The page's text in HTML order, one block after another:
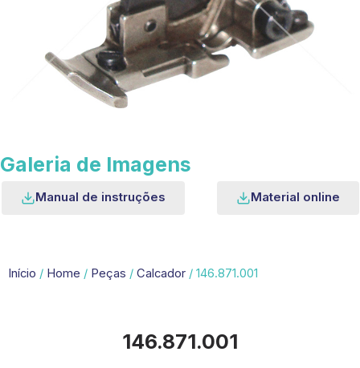
Galeria de Imagens
Manual de instruções Material online
Início / Home / Peças / Calcador / 146.871.001
146.871.001